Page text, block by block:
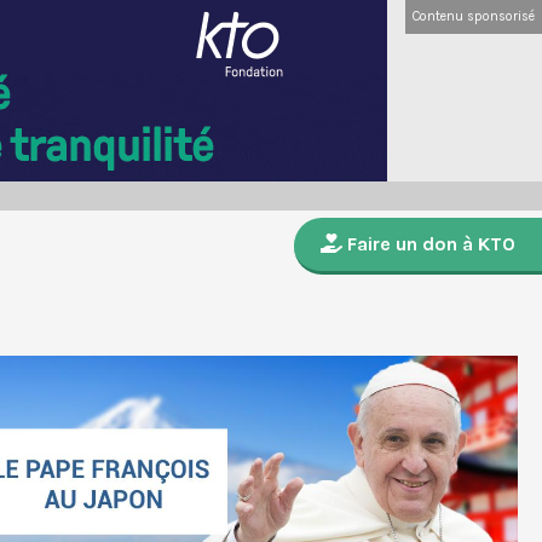
Contenu sponsorisé
Faire un don à KTO